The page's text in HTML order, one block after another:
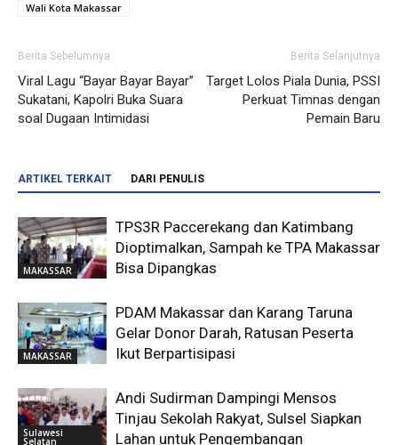
Wali Kota Makassar
Berita Sebelumnya
Viral Lagu “Bayar Bayar Bayar”
Sukatani, Kapolri Buka Suara
soal Dugaan Intimidasi
Berita Selanjutnya
Target Lolos Piala Dunia, PSSI
Perkuat Timnas dengan
Pemain Baru
ARTIKEL TERKAIT DARI PENULIS
MAKASSAR
TPS3R Paccerekang dan Katimbang
Dioptimalkan, Sampah ke TPA Makassar
Bisa Dipangkas
MAKASSAR
PDAM Makassar dan Karang Taruna
Gelar Donor Darah, Ratusan Peserta
Ikut Berpartisipasi
Sulawesi
Selatan
Andi Sudirman Dampingi Mensos
Tinjau Sekolah Rakyat, Sulsel Siapkan
Lahan untuk Pengembangan